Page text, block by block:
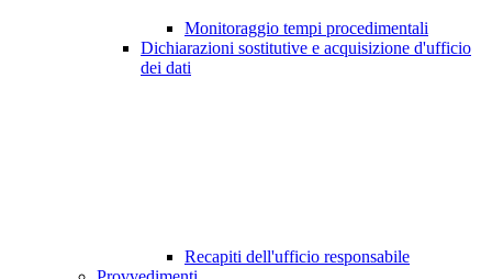
Monitoraggio tempi procedimentali
Dichiarazioni sostitutive e acquisizione d'ufficio
dei dati
Recapiti dell'ufficio responsabile